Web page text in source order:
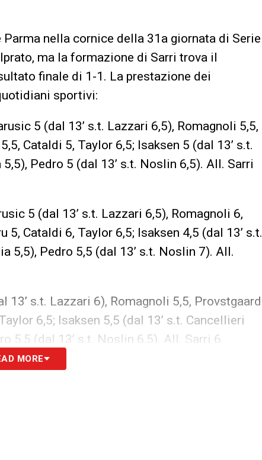
nella cornice della 31a giornata di Serie
ma la formazione di Sarri trova il
finale di 1-1. La prestazione dei
sportivi:
5 (dal 13’ s.t. Lazzari 6,5), Romagnoli 5,5,
Cataldi 5, Taylor 6,5; Isaksen 5 (dal 13’ s.t.
Pedro 5 (dal 13’ s.t. Noslin 6,5). All. Sarri
5 (dal 13’ s.t. Lazzari 6,5), Romagnoli 6,
5, Cataldi 6, Taylor 6,5; Isaksen 4,5 (dal 13’ s.t.
5,5), Pedro 5,5 (dal 13’ s.t. Noslin 7). All.
13’ s.t. Lazzari 6), Romagnoli 5,5, Provstgaard
6,5; Isaksen 5,5 (dal 13’ s.t. Cancellieri
5,5 (dal 13’ s.t. Noslin 6,5). All. Sarri 6
nel post partita della sfida contro il Parma e
MORE